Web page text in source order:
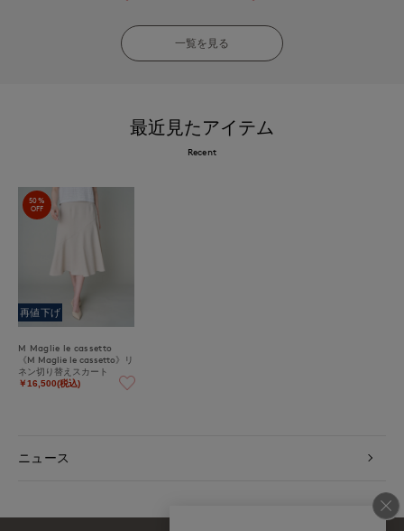
一覧を見る
最近見たアイテム
Recent
50%
OFF
再値下げ
M Maglie le cassetto
《M Maglie le cassetto》リ
ネン切り替えスカート
￥16,500(税込)
ニュース